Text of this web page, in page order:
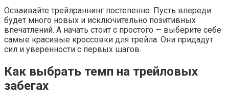
Осваивайте трейлраннинг постепенно. Пусть впереди
будет много новых и исключительно позитивных
впечатлений. А начать стоит с простого — выберите себе
самые красивые кроссовки для трейла. Они придадут
сил и уверенности с первых шагов.
Как выбрать темп на трейловых
забегах